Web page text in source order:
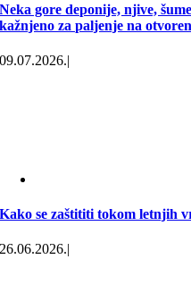
Neka gore deponije, njive,
kažnjeno za paljenje na
09.07.2026.|
Kako se zaštititi tokom letnjih
26.06.2026.|